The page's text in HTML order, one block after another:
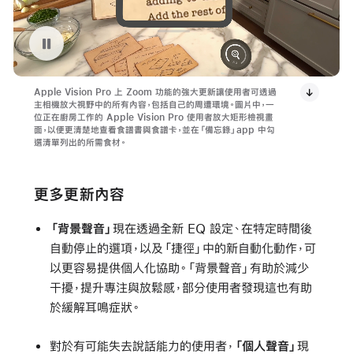
暫停播放影片 Apple Vision Pro 上的 Passthrough Zoom 功能
Apple Vision Pro 上 Zoom 功能的強大更新讓使用者可透過
主相機放大視野中的所有內容，包括自己的周遭環境。圖片中，一
位正在廚房工作的 Apple Vision Pro 使用者放大矩形檢視畫
面，以便更清楚地查看食譜書與食譜卡，並在「備忘錄」app 中勾
選清單列出的所需食材。
更多更新內容
「背景聲音」 現在透過全新 EQ 設定、在特定時間後
自動停止的選項，以及「捷徑」中的新自動化動作，可
以更容易提供個人化協助。「背景聲音」有助於減少
干擾，提升專注與放鬆感，部分使用者發現這也有助
於緩解耳鳴症狀。
對於有可能失去說話能力的使用者， 「個人聲音」 現